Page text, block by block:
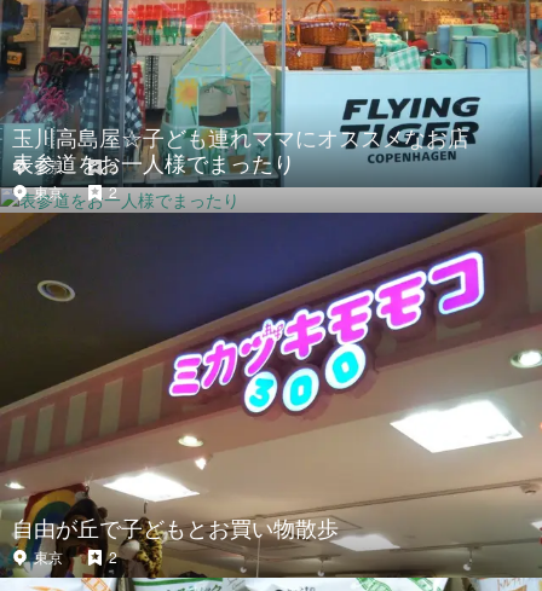
玉川高島屋☆子ども連れママにオススメなお店
東京 2
表参道をお一人様でまったり
東京 2
自由が丘で子どもとお買い物散歩
東京 2